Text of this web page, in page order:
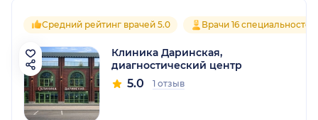
Средний рейтинг врачей 5.0 Врачи 16 специальностей
Клиника Даринская,
диагностический центр
5.0 1 отзыв